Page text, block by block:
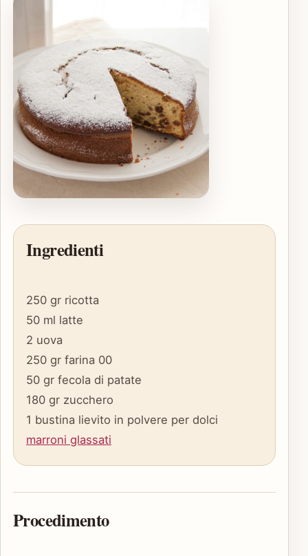
Ingredienti
250 gr ricotta
50 ml latte
2 uova
250 gr farina 00
50 gr fecola di patate
180 gr zucchero
1 bustina lievito in polvere per dolci
marroni glassati
Procedimento